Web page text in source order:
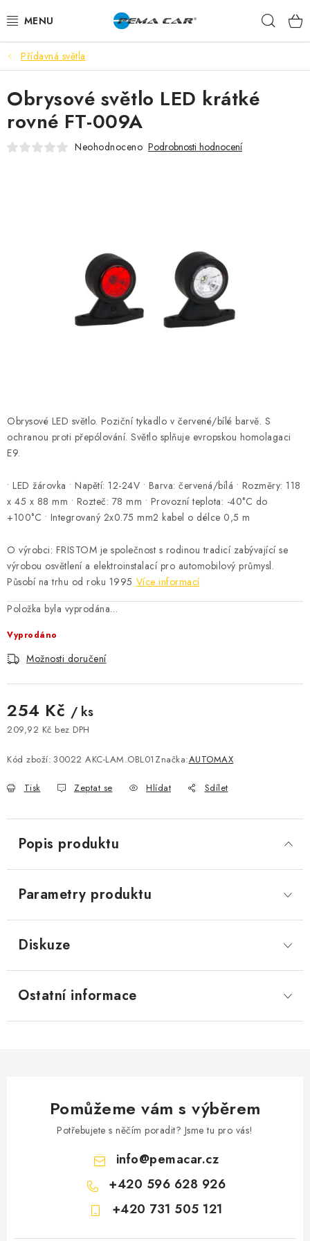
na
NOVINKY
DOPRODEJ
AUTODOPLŇKY
O nás Doprava Značky Kontakty
Reklamace
Zásady zpracování osobních údajů
Přídavná světla
Obrysové LED světlo. Poziční tykadlo v červené/bílé barvě. S
ochranou proti přepólování. Světlo splňuje evropskou homolagaci
E9.
• LED žárovka • Napětí: 12-24V • Barva: červená/bílá • Rozměry: 118
x 45 x 88 mm • Rozteč: 78 mm • Provozní teplota: -40°C do
+100°C • Integrovaný 2x0.75 mm2 kabel o délce 0,5 m
O výrobci: FRISTOM je společnost s rodinou tradicí zabývající se
výrobou osvětlení a elektroinstalací pro automobilový průmysl.
Působí na trhu od roku 1995 Více informací
Položka byla vyprodána…
Vyprodáno
Možnosti doručení
254 Kč / ks
209,92 Kč bez DPH
Kód zboží: 30022 AKC-LAM.OBL01 Značka:AUTOMAX
Tisk Zeptat se Hlídat Sdílet
Obrysové světlo LED krátké
rovné FT-009A
Neohodnoceno Podrobnosti hodnocení
Popis produktu
Parametry produktu
Diskuze
Ostatní informace
Pomůžeme vám s výběrem
Potřebujete s něčím poradit? Jsme tu pro vás!
info@pemacar.cz
+420 596 628 926
+420 731 505 121